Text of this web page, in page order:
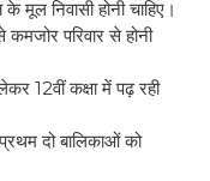
मूल निवासी होनी चाहिए।
परिवार से होनी
12वीं कक्षा में पढ़ रही
दो बालिकाओं को